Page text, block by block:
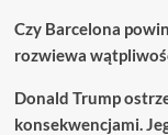
Czy Barcelona
rozwiewa
Donald Trump
konsekwencjami.